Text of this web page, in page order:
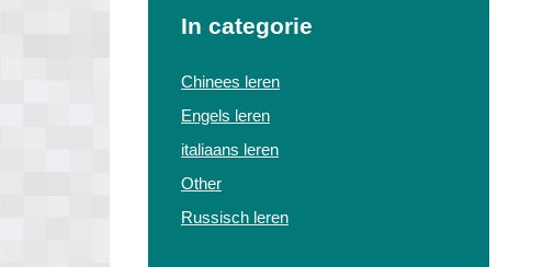
In categorie
Chinees leren
Engels leren
italiaans leren
Other
Russisch leren